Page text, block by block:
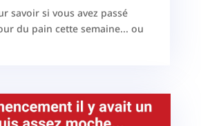
savoir si vous avez passé
du pain cette semaine... ou